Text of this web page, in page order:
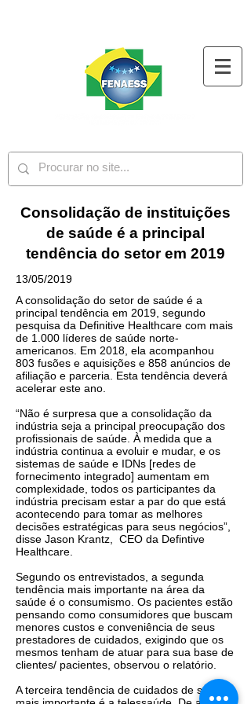
Consolidação de instituições
de saúde é a principal
tendência do setor em 2019
13/05/2019
A consolidação do setor de saúde é a
principal tendência em 2019, segundo
pesquisa da Definitive Healthcare com mais
de 1.000 líderes de saúde norte-
americanos. Em 2018, ela acompanhou
803 fusões e aquisições e 858 anúncios de
afiliação e parceria. Esta tendência deverá
acelerar este ano.
“Não é surpresa que a consolidação da
indústria seja a principal preocupação dos
profissionais de saúde. À medida que a
indústria continua a evoluir e mudar, e os
sistemas de saúde e IDNs [redes de
fornecimento integrado] aumentam em
complexidade, todos os participantes da
indústria precisam estar a par do que está
acontecendo para tomar as melhores
decisões estratégicas para seus negócios”,
disse Jason Krantz, CEO da Defintive
Healthcare.
Segundo os entrevistados, a segunda
tendência mais importante na área da
saúde é o consumismo. Os pacientes estão
pensando como consumidores que buscam
menores custos e conveniência de seus
prestadores de cuidados, exigindo que os
mesmos tenham de atuar para sua base de
clientes/ pacientes, observou o relatório.
A terceira tendência de cuidados de saúde